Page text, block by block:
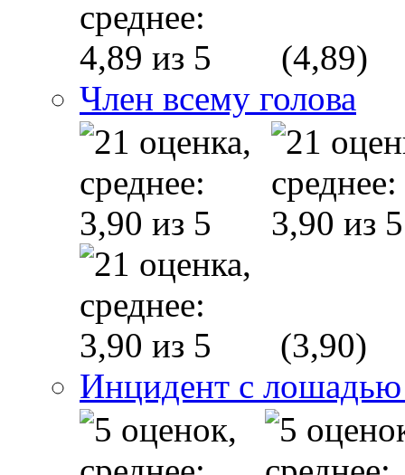
(4,89)
Член всему голова
(3,90)
Инцидент с